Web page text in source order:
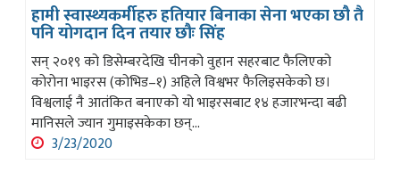
हामी स्वास्थ्यकर्मीहरु हतियार बिनाका सेना भएका छौ तै
पनि योगदान दिन तयार छौः सिंह
सन् २०१९ को डिसेम्बरदेखि चीनको वुहान सहरबाट फैलिएको
कोरोना भाइरस (कोभिड–१) अहिले विश्वभर फैलिइसकेको छ।
विश्वलाई नै आतंकित बनाएको यो भाइरसबाट १४ हजारभन्दा बढी
मानिसले ज्यान गुमाइसकेका छन्...
3/23/2020